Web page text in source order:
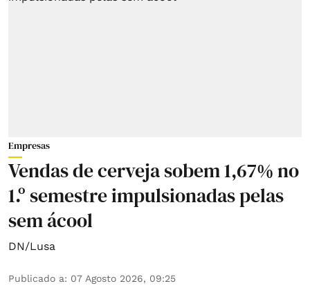
Empresas
Vendas de cerveja sobem 1,67% no
1.º semestre impulsionadas pelas
sem ácool
DN/Lusa
Publicado a: 07 Agosto 2026, 09:25